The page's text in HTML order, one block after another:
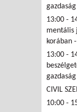
13:00 -
mentális
korában
13:00 -
CIVIL
10:00 -